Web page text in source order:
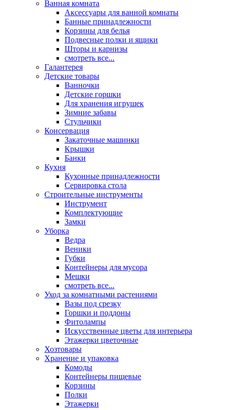
Ванная комната
Аксессуары для ванной комнаты
Банные принадлежности
Корзины для белья
Подвесные полки и ящики
Шторы и карнизы
смотреть все...
Галантерея
Детские товары
Ванночки
Детские горшки
Для хранения игрушек
Зимние забавы
Стульчики
Консервация
Закаточные машинки
Крышки
Банки
Кухня
Кухонные принадлежности
Сервировка стола
Строительные инструменты
Инструмент
Комплектующие
Замки
Уборка
Ведра
Веники
Губки
Контейнеры для мусора
Мешки
смотреть все...
Уход за комнатными растениями
Вазы под срезку
Горшки и поддоны
Фитолампы
Искусственные цветы для интерьера
Этажерки цветочные
Хозтовары
Хранение и упаковка
Комоды
Контейнеры пищевые
Корзины
Полки
Этажерки